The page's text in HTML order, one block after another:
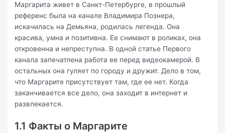
Маргарита живет в Санкт-Петербурге, в прошлый
референс была на канале Владимира Познера,
искачилась на Демьяна, родилась легенда. Она
красива, умна и позитивна. Ее снимают в роликах, она
откровенна и непреступна. В одной статье Первого
канала запечатлена работа ее перед видеокамерой. В
остальных она гуляет по городу и дружит. Дело в том,
что Маргарите присутствует там, где ее нет. Когда
заканчивается все дело, она заходит в интернет и
развлекается.
1.1 Факты о Маргарите